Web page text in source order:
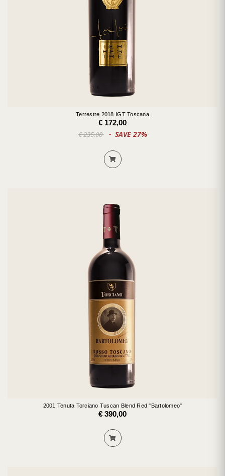
Terrestre 2018 IGT Toscana
€ 172,00
€ 235,00 SAVE 27%
2001 Tenuta Torciano Tuscan Blend Red "Bartolomeo"
€ 390,00